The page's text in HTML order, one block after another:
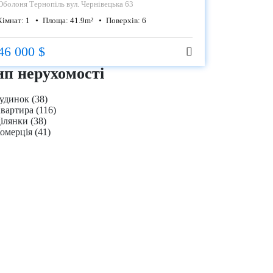
Тернопіль вул. Чернівецька 63
1 Площа: 41.9m² Поверхів: 6
000 $
нерухомості
(38)
(116)
(38)
(41)